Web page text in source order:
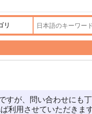
すが、問い合わせにも
利用させていただきます